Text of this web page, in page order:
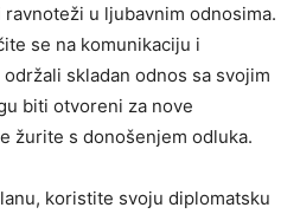
u ljubavnim odnosima.
se na komunikaciju i
skladan odnos sa svojim
biti otvoreni za nove
žurite s donošenjem odluka.
koristite svoju diplomatsku